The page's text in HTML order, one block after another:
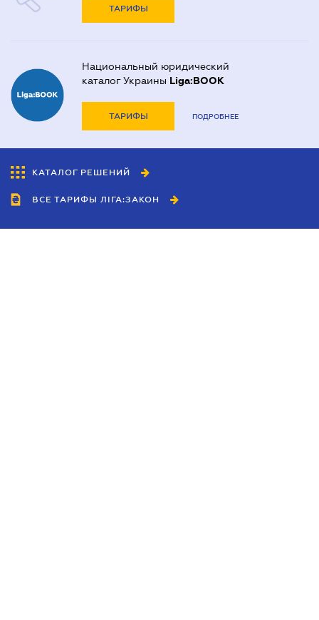
ТАРИФЫ
Национальный юридический
каталог Украины Liga:BOOK
ТАРИФЫ ПОДРОБНЕЕ
КАТАЛОГ РЕШЕНИЙ
ВСЕ ТАРИФЫ ЛІГА:ЗАКОН